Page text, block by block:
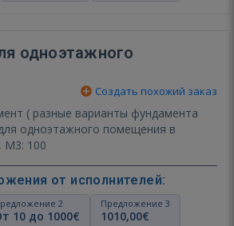
одноэтажного
Создать похожий заказ
( разные варианты фундамента
одноэтажного помещения в
М3: 100
от исполнителей:
2
10 до 1000€
Предложение 3
1010,00€